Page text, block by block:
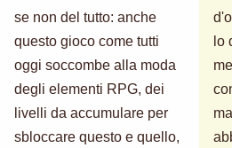
se non del tutto: anche
questo gioco come tutti
oggi soccombe alla moda
degli elementi RPG, dei
livelli da accumulare per
sbloccare questo e quello,
lo